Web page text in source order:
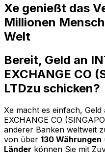
Xe genießt das
Millionen
Welt
Bereit, Geld an
EXCHANGE CO
LTDzu schicken?
Xe macht es einfach,
EXCHANGE CO
anderer Banken weltweit
von über 130 Währungen
Länder können Sie mit